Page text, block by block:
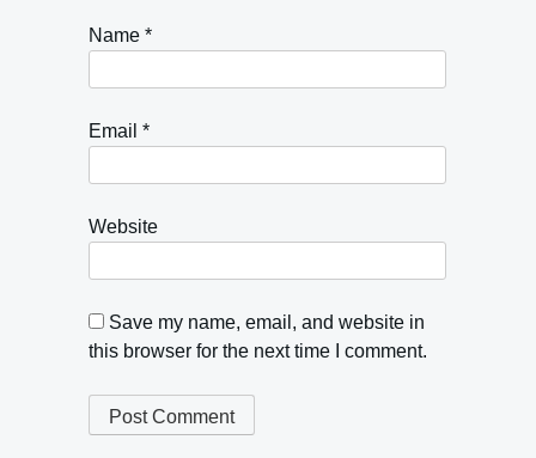
Name *
Email *
Website
Save my name, email, and website in
this browser for the next time I comment.